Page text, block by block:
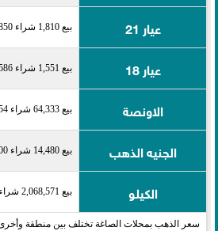
عيار 21 بيع 1,810 شراء 1,850
عيار 18 بيع 1,551 شراء 1,586
الاونصة بيع 64,333 شراء 65,754
الجنيه الذهب بيع 14,480 شراء 14,800
الكيلو بيع 2,068,571 شراء 2,114,286
سعر الذهب بمحلات الصاغة تختلف بين منطقة